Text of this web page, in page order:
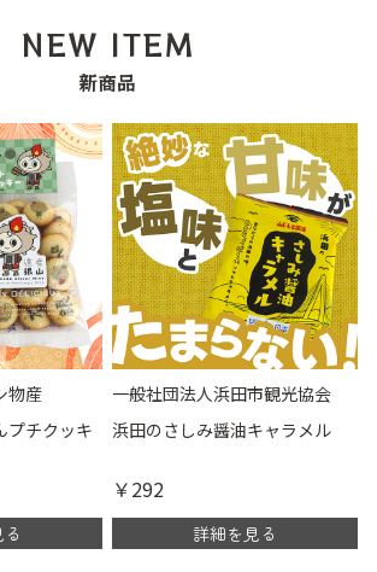
NEW ITEM
新商品
物産
プチクッキ
一般社団法人浜田市観光協会
浜田のさしみ醤油キャラメル
￥292
詳細を見る